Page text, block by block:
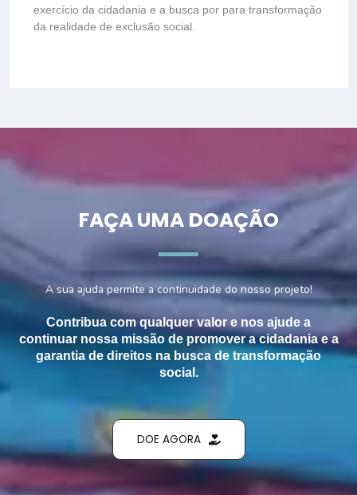
exercício da cidadania e a busca por para transformação
da realidade de exclusão social.
FAÇA UMA DOAÇÃO
A sua ajuda permite a continuidade do nosso projeto!
Contribua com qualquer valor e nos ajude a
continuar nossa missão de promover a cidadania e a
garantia de direitos na busca de transformação
social.
DOE AGORA